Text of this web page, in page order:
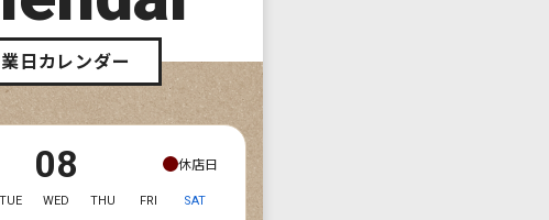
日カレンダー
08 休店日
TUE WED THU FRI
SAT